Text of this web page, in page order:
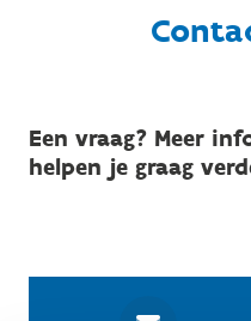
Een vraag? Meer
helpen je graag